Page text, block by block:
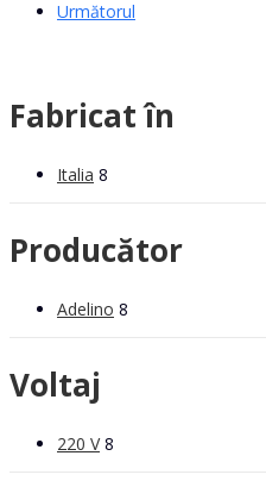
Următorul
Fabricat în
Italia 8
Producător
Adelino 8
Voltaj
220 V 8